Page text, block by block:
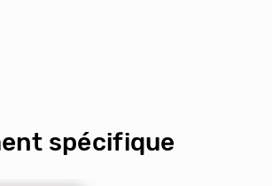
spécifique